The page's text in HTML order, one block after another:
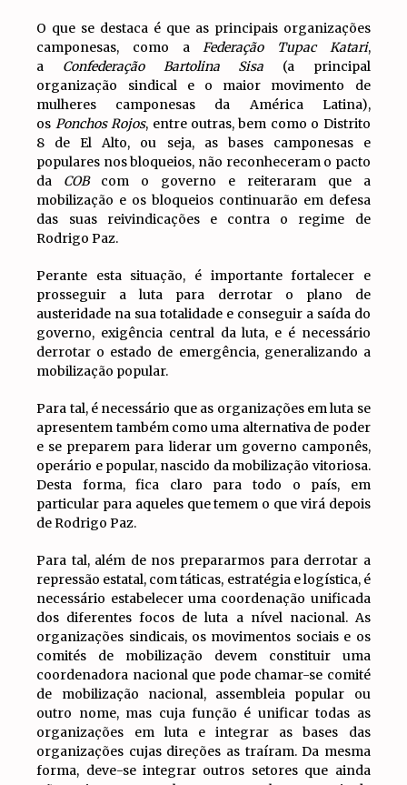
O que se destaca é que as principais organizações
camponesas, como a Federação Tupac Katari,
a Confederação Bartolina Sisa (a principal
organização sindical e o maior movimento de
mulheres camponesas da América Latina),
os Ponchos Rojos, entre outras, bem como o Distrito
8 de El Alto, ou seja, as bases camponesas e
populares nos bloqueios, não reconheceram o pacto
da COB com o governo e reiteraram que a
mobilização e os bloqueios continuarão em defesa
das suas reivindicações e contra o regime de
Rodrigo Paz.
Perante esta situação, é importante fortalecer e
prosseguir a luta para derrotar o plano de
austeridade na sua totalidade e conseguir a saída do
governo, exigência central da luta, e é necessário
derrotar o estado de emergência, generalizando a
mobilização popular.
Para tal, é necessário que as organizações em luta se
apresentem também como uma alternativa de poder
e se preparem para liderar um governo camponês,
operário e popular, nascido da mobilização vitoriosa.
Desta forma, fica claro para todo o país, em
particular para aqueles que temem o que virá depois
de Rodrigo Paz.
Para tal, além de nos prepararmos para derrotar a
repressão estatal, com táticas, estratégia e logística, é
necessário estabelecer uma coordenação unificada
dos diferentes focos de luta a nível nacional. As
organizações sindicais, os movimentos sociais e os
comités de mobilização devem constituir uma
coordenadora nacional que pode chamar-se comité
de mobilização nacional, assembleia popular ou
outro nome, mas cuja função é unificar todas as
organizações em luta e integrar as bases das
organizações cujas direções as traíram. Da mesma
forma, deve-se integrar outros setores que ainda